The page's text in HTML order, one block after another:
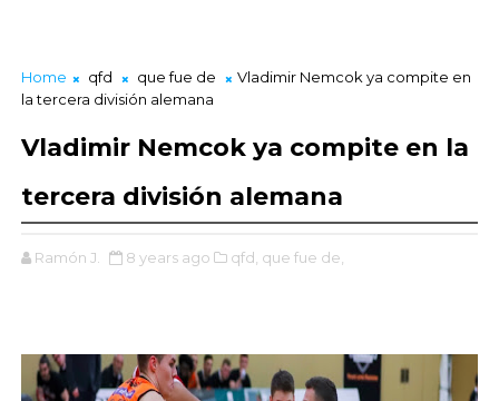
Home qfd que fue de
Vladimir Nemcok ya compite en
la tercera división alemana
Vladimir Nemcok ya compite en la
tercera división alemana
Ramón J. 8 years ago qfd, que fue de,